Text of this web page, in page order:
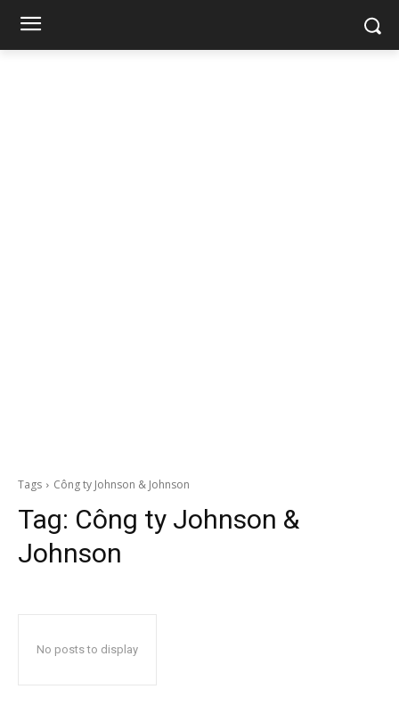
Tags Công ty Johnson & Johnson
Tag: Công ty Johnson &
Johnson
No posts to display